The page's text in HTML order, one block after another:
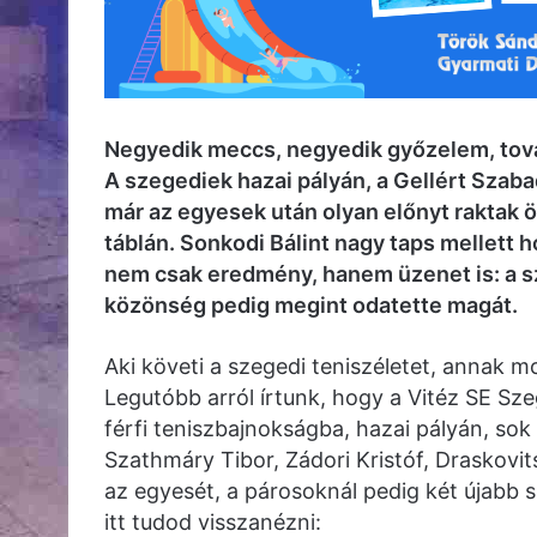
Negyedik meccs, negyedik győzelem,
A szegediek hazai pályán, a Gellért
már az egyesek után olyan előnyt raktak
táblán. Sonkodi Bálint nagy taps mellett
nem csak eredmény, hanem üzenet is: a
közönség pedig megint odatette magát.
Aki követi a szegedi teniszéletet, annak
Legutóbb arról írtunk, hogy a Vitéz SE
férfi teniszbajnokságba, hazai pályán,
Szathmáry Tibor, Zádori Kristóf,
az egyesét, a párosoknál pedig két újabb
itt tudod visszanézni: